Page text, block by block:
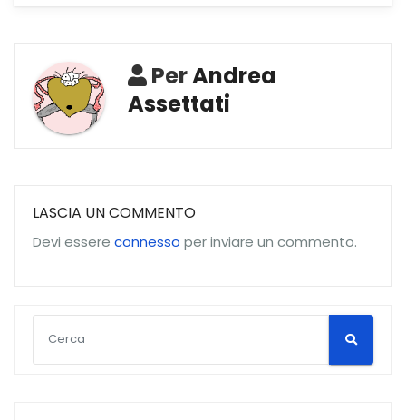
PerAndrea
Assettati
LASCIA UN COMMENTO
Devi essere connesso per inviare un commento.